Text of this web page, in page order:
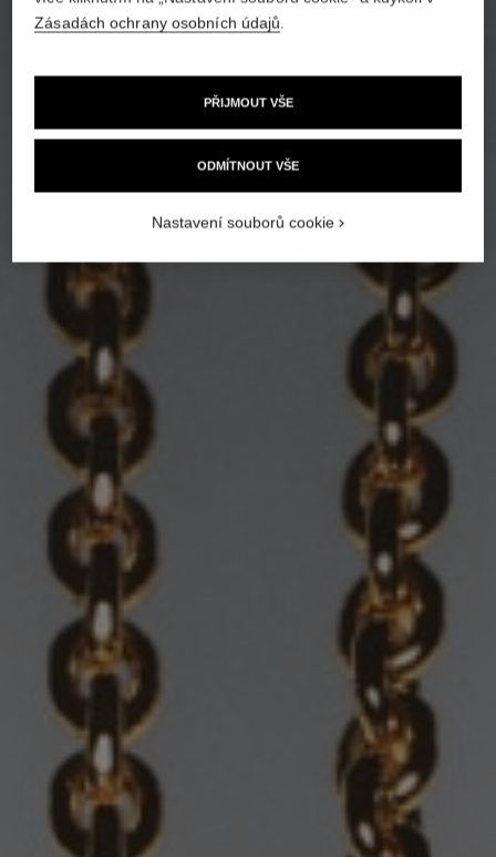
Zásadách ochrany osobních údajů.
ODMÍTNOUT VŠE
PŘIJMOUT VŠE
Nastavení souborů cookie